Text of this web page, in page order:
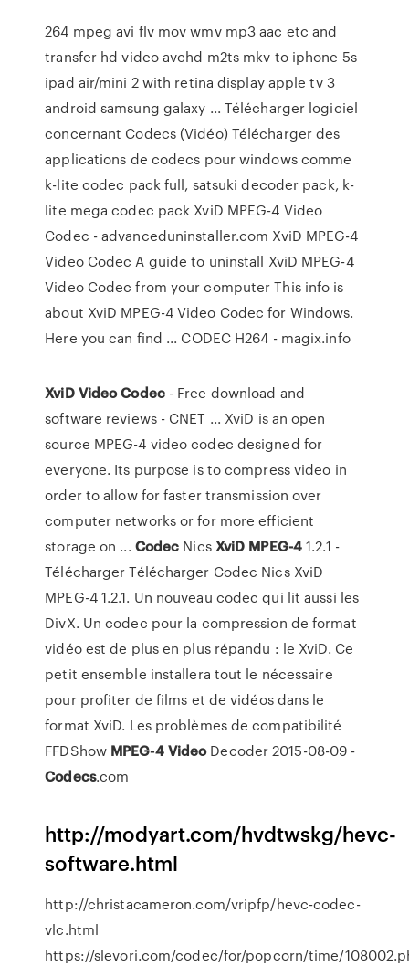
264 mpeg avi flv mov wmv mp3 aac etc and
transfer hd video avchd m2ts mkv to iphone 5s
ipad air/mini 2 with retina display apple tv 3
android samsung galaxy ... Télécharger logiciel
concernant Codecs (Vidéo) Télécharger des
applications de codecs pour windows comme
k-lite codec pack full, satsuki decoder pack, k-
lite mega codec pack XviD MPEG-4 Video
Codec - advanceduninstaller.com XviD MPEG-4
Video Codec A guide to uninstall XviD MPEG-4
Video Codec from your computer This info is
about XviD MPEG-4 Video Codec for Windows.
Here you can find ... CODEC H264 - magix.info
XviD VideoCodec- Free download and
software reviews - CNET ... XviD is an open
source MPEG-4 video codec designed for
everyone. Its purpose is to compress video in
order to allow for faster transmission over
computer networks or for more efficient
storage on ... Codec NicsXviD MPEG-41.2.1 -
Télécharger Télécharger Codec Nics XviD
MPEG-4 1.2.1. Un nouveau codec qui lit aussi les
DivX. Un codec pour la compression de format
vidéo est de plus en plus répandu : le XviD. Ce
petit ensemble installera tout le nécessaire
pour profiter de films et de vidéos dans le
format XviD. Les problèmes de compatibilité
FFDShow MPEG-4 VideoDecoder 2015-08-09 -
Codecs.com
http://modyart.com/hvdtwskg/hevc-
software.html
http://christacameron.com/vripfp/hevc-codec-
vlc.html
https://slevori.com/codec/for/popcorn/time/